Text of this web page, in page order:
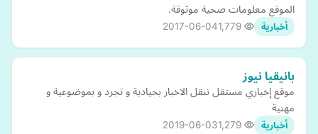
الموقع معلومات صحية موثوقة.
أخبارية 2017-06-04
بانيقيا نيوز
موقع إخباري مستقل ننقل الاخبار بحيادية و تجرد و بموضوعية و
مهنية
أخبارية 2019-06-03